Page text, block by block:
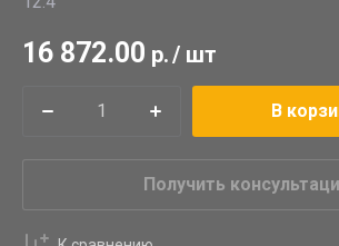
16 872.00 р./ шт
В
Получить